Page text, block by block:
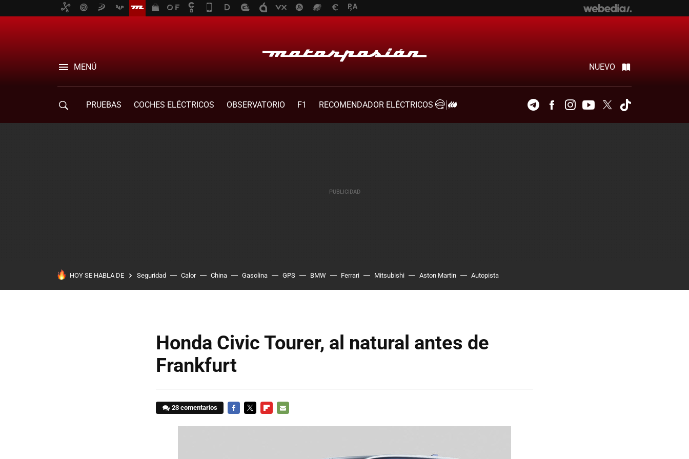
MENÚ NUEVO
PRUEBAS COCHES ELÉCTRICOS OBSERVATORIO F1
RECOMENDADOR ELÉCTRICOS
TelegramFacebookInstagramYoutubeTwitter
HOY SE HABLA DE Seguridad Calor China Gasolina GPS BMW Ferrari Mitsubishi Aston Martin Autopista
Honda Civic Tourer, al natural antes de
Frankfurt
23 comentarios